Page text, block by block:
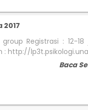
Registrasi : 12-18
http://
Baca